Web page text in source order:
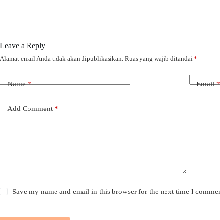
Leave a Reply
Alamat email Anda tidak akan dipublikasikan. Ruas yang wajib ditandai *
Name* Email*
Add Comment *
Save my name and email in this browser for the next time I